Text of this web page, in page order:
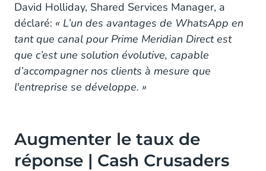
David Holliday, Shared Services Manager, a
déclaré: « L’un des avantages de WhatsApp en
tant que canal pour Prime Meridian Direct est
que c’est une solution évolutive, capable
d’accompagner nos clients à mesure que
l'entreprise se développe. »
Augmenter le taux de
réponse | Cash Crusaders